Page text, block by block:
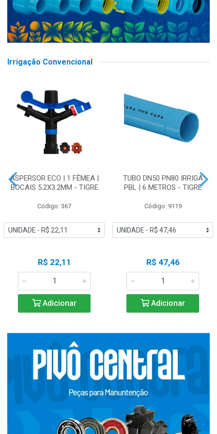
Irrigação Convencional
ASPERSOR ECO | 1 FÊMEA |
BOCAIS 5.2X3.2MM - TIGRE
Código: 367
R$ 22,11
Adicionar
TUBO DN50 PN80 IRRIGA
PBL | 6 METROS - TIGRE
Código: 9119
R$ 47,46
Adicionar